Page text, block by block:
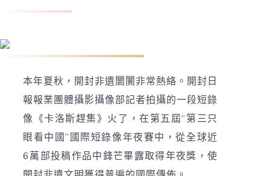
本年夏秋，開封非遺闤闠非常熱絡。開封日
報報業團體攝影攝像部記者拍攝的一段短錄
像《卡洛斯趕集》火了，在第五屆“第三只
眼看中國”國際短錄像年夜賽中，從全球近
6萬部投稿作品中鋒芒畢露取得年夜獎，使